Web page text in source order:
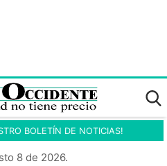
BOLETÍN DE NOTICIAS!
8 de 2026.